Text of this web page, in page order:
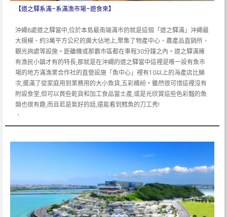
【道之驛系滿~系滿漁市場~遊食來】
沖繩8處道之驛當中,位於本島最南端滿市的就是這個「道之驛滿」沖繩最
大規模、約3萬平方公尺的廣大佔地上,聚集了物產中心、農產品直銷所、
觀光詢處等設施。距離機或那霸市區都在車程30分鐘之內。道之驛滿擁
有漁民小鎮才有的特長,那就是在沖繩的道之驛當中這裡是唯一設有魚市
場的地方滿漁業合作社的直營設施「魚中心」裡有10以上的海產店比鱗
次,擺滿了從家庭用到業務用的大小魚貨,五彩繽紛。雖然很可惜這裡沒有
附設食堂,但可以買些乾貨和加工食品當士產,或是光欣賞這些色彩豔的魚
類也很有趣,而且若是氣好的話,還能看到鱈魚的刀工秀!
．